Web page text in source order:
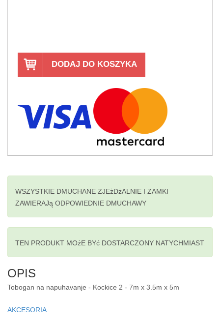
DODAJ DO KOSZYKA
WSZYSTKIE DMUCHANE ZJEżDżALNIE I ZAMKI
ZAWIERAJą ODPOWIEDNIE DMUCHAWY
TEN PRODUKT MOżE BYć DOSTARCZONY NATYCHMIAST
OPIS
Tobogan na napuhavanje - Kockice 2 - 7m x 3.5m x 5m
AKCESORIA